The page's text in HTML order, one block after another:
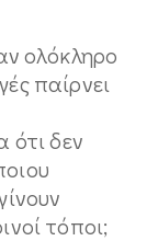
ολόκληρο
παίρνει
ότι δεν
τόποι;